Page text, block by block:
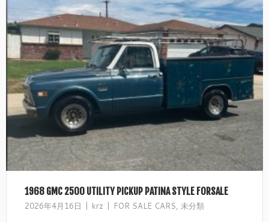
1968 GMC 2500 UTILITY PICKUP PATINA STYLE FORSALE
2026年4月16日 krz FOR SALE CARS, 未分類